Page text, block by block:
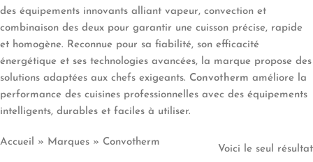
des équipements innovants alliant vapeur, convection et
combinaison des deux pour garantir une cuisson précise, rapide
et homogène. Reconnue pour sa fiabilité, son efficacité
énergétique et ses technologies avancées, la marque propose des
solutions adaptées aux chefs exigeants. Convotherm améliore la
performance des cuisines professionnelles avec des équipements
intelligents, durables et faciles à utiliser.
Accueil » Marques » Convotherm
Voici le seul résultat